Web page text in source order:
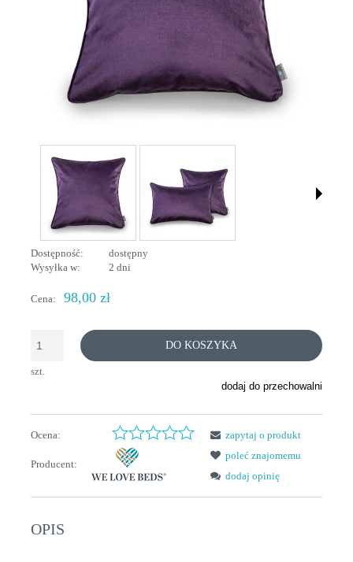
Dostępność:
dostępny
Wysyłka w:
2 dni
Cena: 98,00 zł
szt.
DO KOSZYKA
dodaj do przechowalni
Ocena:
Producent:
zapytaj o produkt
poleć znajomemu
dodaj opinię
OPIS